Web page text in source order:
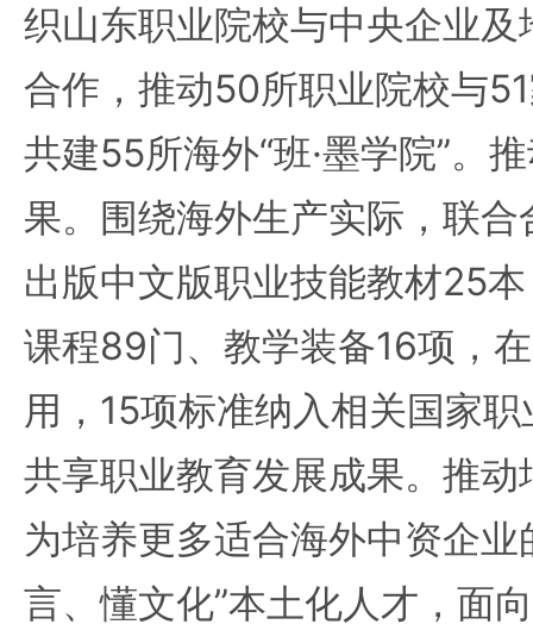
织山东职业院校与中央企业
合作，推动50所职业院校与
共建55所海外“班·墨学院”。
果。围绕海外生产实际，联
出版中文版职业技能教材25
课程89门、教学装备16项，
用，15项标准纳入相关国家
共享职业教育发展成果。推
为培养更多适合海外中资企业
言、懂文化”本土化人才，面